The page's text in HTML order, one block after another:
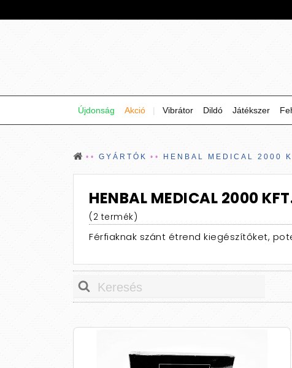
Újdonság Akció | Vibrátor Dildó Játékszer
GYÁRTÓK HENBAL MEDICAL 2000
HENBAL MEDICAL 2000
(2 termék)
Férfiaknak szánt étrend kiegészítőket,